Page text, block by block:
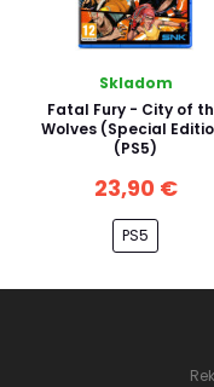
Skladom
Fatal Fury - City of
Wolves (Special
(PS5)
23,90 €
PS5